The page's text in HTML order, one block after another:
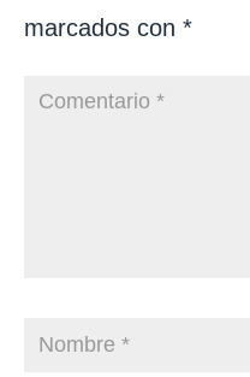
marcados con *